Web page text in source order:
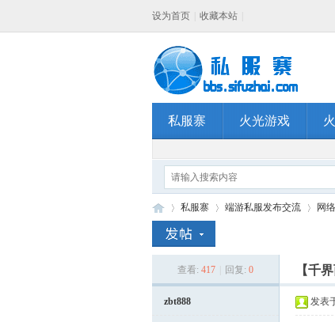
设为首页 收藏本站
私服寨 火光游戏
私服寨
›
端游私服发布交流
›
网
查看: 417 回复: 0 【千
zbt888 发表